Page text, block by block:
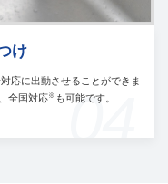
04
け
応に出動させることができま
全国対応※ も可能です。